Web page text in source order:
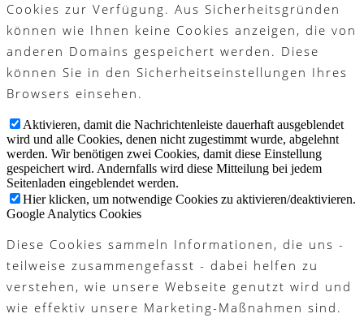
Cookies zur Verfügung. Aus Sicherheitsgründen
können wie Ihnen keine Cookies anzeigen, die von
anderen Domains gespeichert werden. Diese
können Sie in den Sicherheitseinstellungen Ihres
Browsers einsehen.
Aktivieren, damit die Nachrichtenleiste dauerhaft ausgeblendet
wird und alle Cookies, denen nicht zugestimmt wurde, abgelehnt
werden. Wir benötigen zwei Cookies, damit diese Einstellung
gespeichert wird. Andernfalls wird diese Mitteilung bei jedem
Seitenladen eingeblendet werden.
Hier klicken, um notwendige Cookies zu aktivieren/deaktivieren.
Google Analytics Cookies
Diese Cookies sammeln Informationen, die uns -
teilweise zusammengefasst - dabei helfen zu
verstehen, wie unsere Webseite genutzt wird und
wie effektiv unsere Marketing-Maßnahmen sind.